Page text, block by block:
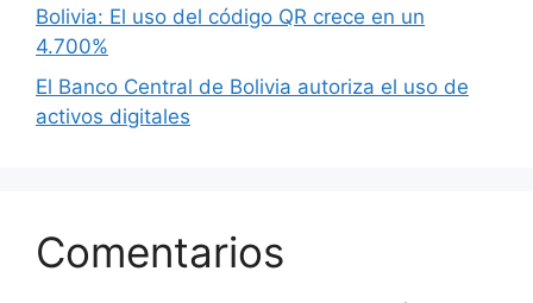
Bolivia: El uso del código QR crece en un
4.700%
El Banco Central de Bolivia autoriza el uso de
activos digitales
Comentarios